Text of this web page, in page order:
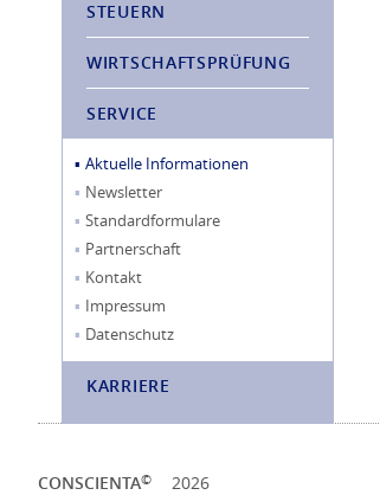
STEUERN
WIRTSCHAFTSPRÜFUNG
SERVICE
Aktuelle Informationen
Newsletter
Standardformulare
Partnerschaft
Kontakt
Impressum
Datenschutz
KARRIERE
CONSCIENTA© 2026